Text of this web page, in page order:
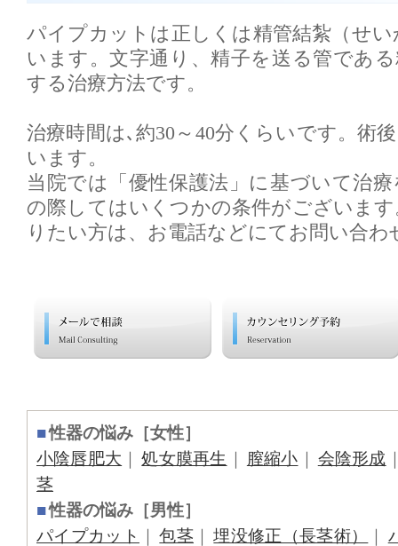
パイプカットは正しくは精管結紮（せ
います。文字通り、精子を送る管であ
する治療方法です。
治療時間は､約30～40分くらいです。術
います。
当院では「優性保護法」に基づいて治
の際してはいくつかの条件がございま
りたい方は、お電話などにてお問い合わ
■性器の悩み［女性］
小陰唇肥大
処女膜再生 膣縮小 会陰形成
茎
■性器の悩み［男性］
パイプカット
包茎 埋没修正（長茎術）